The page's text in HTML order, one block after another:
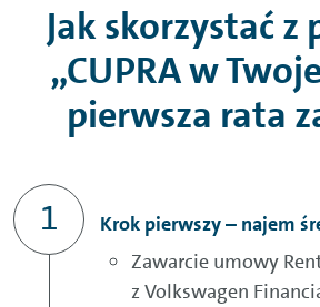
Jak skorzystać z
„CUPRA w
pierwsza rata
Krok pierwszy – najem
Zawarcie umowy
z Volkswagen